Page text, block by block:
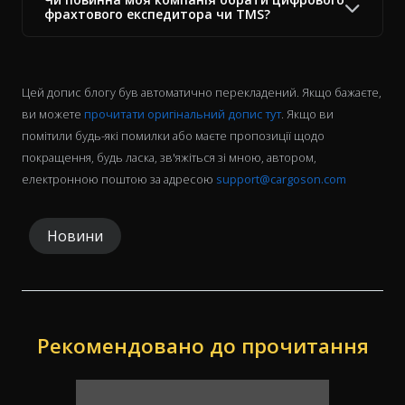
фрахтового експедитора чи TMS?
Цей допис блогу був автоматично перекладений. Якщо бажаєте,
ви можете прочитати оригінальний допис тут. Якщо ви
помітили будь-які помилки або маєте пропозиції щодо
покращення, будь ласка, зв'яжіться зі мною, автором,
електронною поштою за адресою support@cargoson.com
Новини
Рекомендовано до прочитання